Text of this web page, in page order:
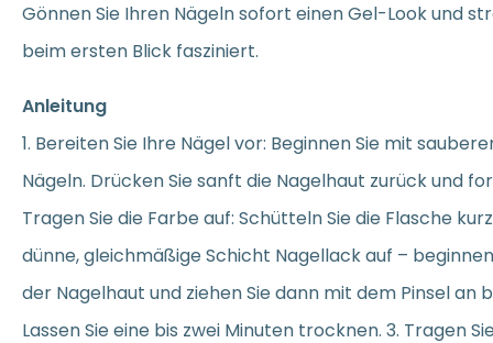
Gönnen Sie Ihren Nägeln sofort einen Gel-Look und
beim ersten Blick fasziniert.
Anleitung
1. Bereiten Sie Ihre Nägel vor: Beginnen Sie mit
Nägeln. Drücken Sie sanft die Nagelhaut zurück und
Tragen Sie die Farbe auf: Schütteln Sie die Flasche
dünne, gleichmäßige Schicht Nagellack auf –
der Nagelhaut und ziehen Sie dann mit dem Pinsel an
Lassen Sie eine bis zwei Minuten trocknen. 3. Tragen